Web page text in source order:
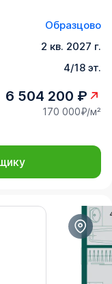
Образцово
2 кв. 2027 г.
4/18 эт.
6 504 200 ₽
170 000₽/м²